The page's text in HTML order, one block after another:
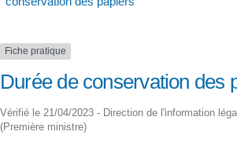
Fiche pratique
Durée de conservation des
Vérifié le 21/04/2023 - Direction de l'information
(Première ministre)